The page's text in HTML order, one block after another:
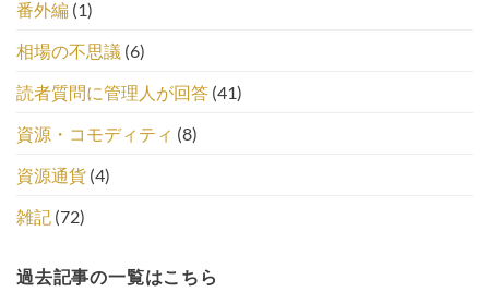
番外編 (1)
相場の不思議 (6)
読者質問に管理人が回答 (41)
資源・コモディティ (8)
資源通貨 (4)
雑記 (72)
過去記事の一覧はこちら